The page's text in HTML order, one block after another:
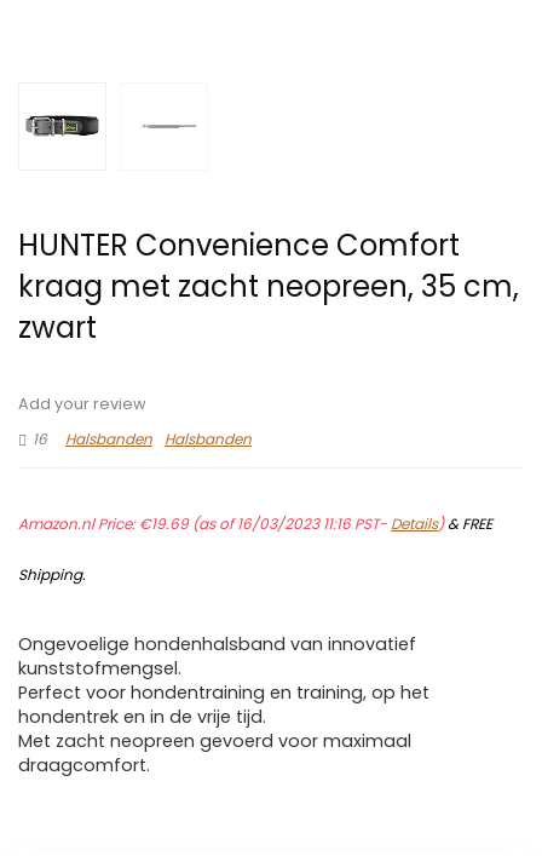
HUNTER Convenience Comfort
kraag met zacht neopreen, 35 cm,
zwart
Add your review
16
Halsbanden Halsbanden
Amazon.nl Price:€19.69(as of 16/03/2023 11:16 PST- Details)&FREE
Shipping.
Ongevoelige hondenhalsband van innovatief
kunststofmengsel.
Perfect voor hondentraining en training, op het
hondentrek en in de vrije tijd.
Met zacht neopreen gevoerd voor maximaal
draagcomfort.